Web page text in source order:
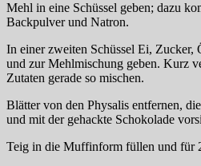
Mehl in eine Schüssel geben; dazu
Backpulver und Natron.
In einer zweiten Schüssel Ei,
und zur Mehlmischung geben. Kurz
Zutaten gerade so mischen.
Blätter von den Physalis entfernen,
und mit der gehackte Schokolade
Teig in die Muffinform füllen und für